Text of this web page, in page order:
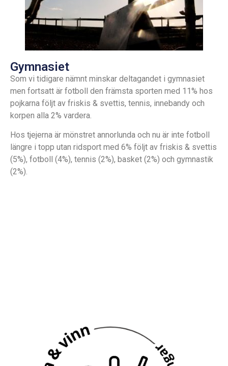
Gymnasiet
Som vi tidigare nämnt minskar deltagandet i gymnasiet
men fortsatt är fotboll den främsta sporten med 11% hos
pojkarna följt av friskis & svettis, tennis, innebandy och
korpen alla 2% vardera.
Hos tjejerna är mönstret annorlunda och nu är inte fotboll
längre i topp utan ridsport med 6% följt av friskis & svettis
(5%), fotboll (4%), tennis (2%), basket (2%) och gymnastik
(2%).